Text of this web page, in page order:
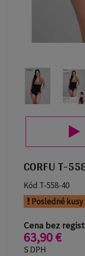
CORFU T-
Kód T-558-40
Posledné
Cena bez
63,90 €
S DPH